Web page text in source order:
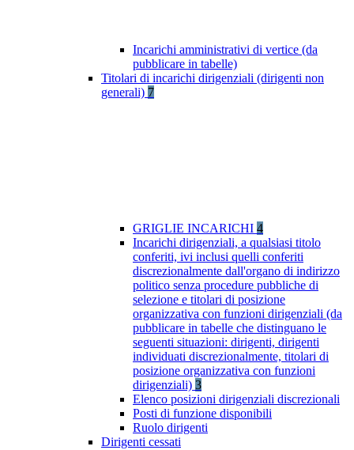
Incarichi amministrativi di vertice (da
pubblicare in tabelle)
Titolari di incarichi dirigenziali (dirigenti non
generali) 7
GRIGLIE INCARICHI 4
Incarichi dirigenziali, a qualsiasi titolo
conferiti, ivi inclusi quelli conferiti
discrezionalmente dall'organo di indirizzo
politico senza procedure pubbliche di
selezione e titolari di posizione
organizzativa con funzioni dirigenziali (da
pubblicare in tabelle che distinguano le
seguenti situazioni: dirigenti, dirigenti
individuati discrezionalmente, titolari di
posizione organizzativa con funzioni
dirigenziali) 3
Elenco posizioni dirigenziali discrezionali
Posti di funzione disponibili
Ruolo dirigenti
Dirigenti cessati